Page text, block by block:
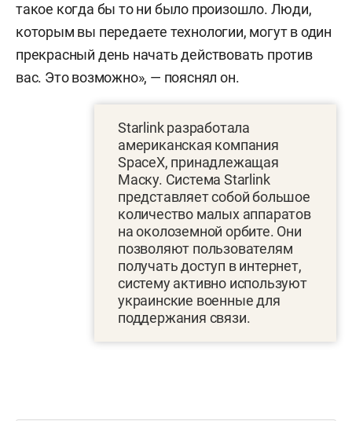
такое когда бы то ни было произошло. Люди,
которым вы передаете технологии, могут в один
прекрасный день начать действовать против
вас. Это возможно», — пояснял он.
Starlink разработала
американская компания
SpaceX, принадлежащая
Маску. Система Starlink
представляет собой большое
количество малых аппаратов
на околоземной орбите. Они
позволяют пользователям
получать доступ в интернет,
систему активно используют
украинские военные для
поддержания связи.